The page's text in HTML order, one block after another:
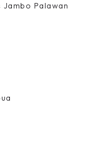
Jambo Palawan